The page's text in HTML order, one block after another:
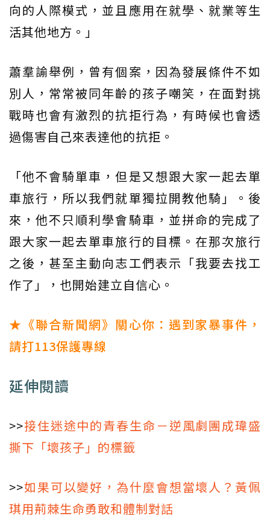
向的人際模式，並且應用在就學、就業等生
活其他地方。」
蕭羣諭舉例，曾有個案，因為發展條件不如
別人，常常被同年齡的孩子嘲笑，在面對挑
戰時也會有激烈的抗拒行為，有時候也會透
過傷害自己來表達他的抗拒。
「他不會騎單車，但是又想跟大家一起去單
車旅行，所以我們就單獨拉開教他騎」。後
來，他不只順利學會騎車，並拼命的完成了
跟大家一起去單車旅行的目標。在那次旅行
之後，甚至主動向志工們表示「我要去找工
作了」，也開始建立自信心。
★《聯合新聞網》關心你：遇到家暴事件，
請打113保護專線
延伸閱讀
>>接住迷途中的青春生命－逆風劇團成瑋盛
撕下「壞孩子」的標籤
>>如果可以變好，為什麼會想當壞人？黃佩
琪用荊棘生命勇敢和體制對話